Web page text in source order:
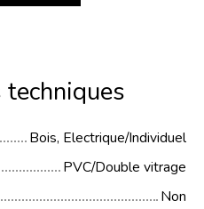
Bois, Electrique/Individuel
PVC/Double vitrage
Non